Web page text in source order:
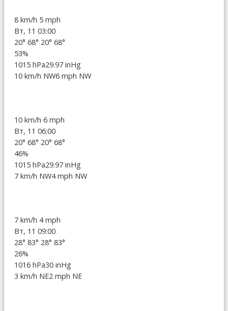
8 km/h 5 mph
Вт, 11 03:00
20° 68° 20° 68°
53%
1015 hPa29.97 inHg
10 km/h NW6 mph NW
10 km/h 6 mph
Вт, 11 06:00
20° 68° 20° 68°
46%
1015 hPa29.97 inHg
7 km/h NW4 mph NW
7 km/h 4 mph
Вт, 11 09:00
28° 83° 28° 83°
26%
1016 hPa30 inHg
3 km/h NE2 mph NE